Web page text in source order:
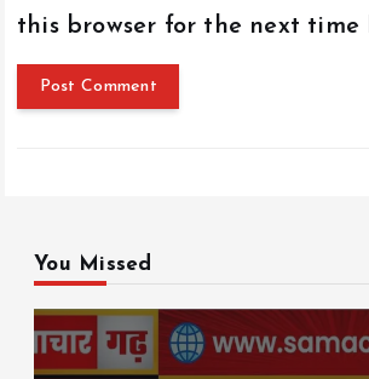
this browser for the next time
You Missed